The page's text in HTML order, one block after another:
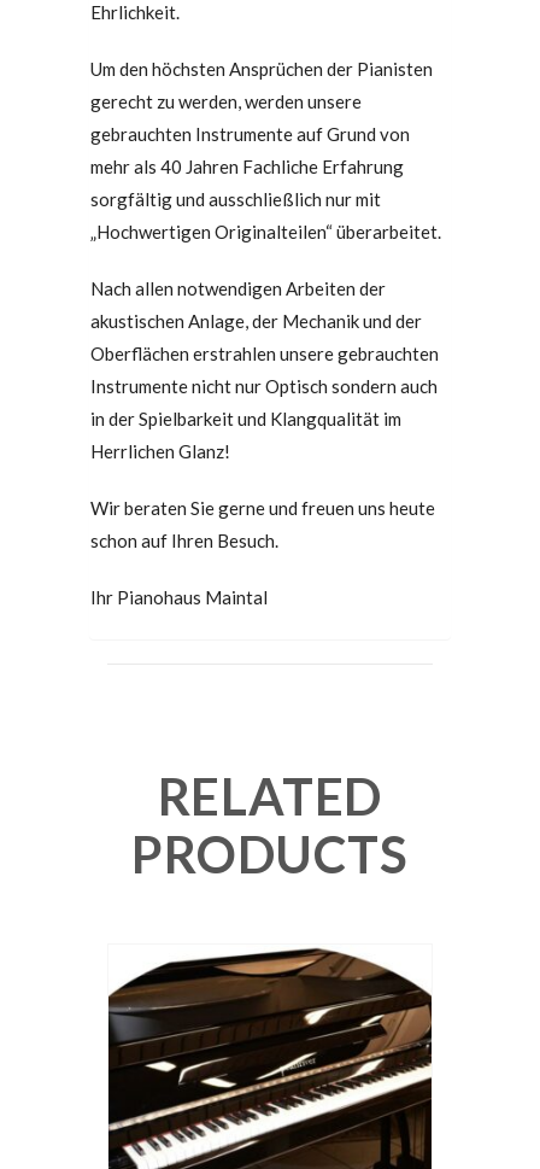
Ehrlichkeit.
Um den höchsten Ansprüchen der Pianisten
gerecht zu werden, werden unsere
gebrauchten Instrumente auf Grund von
mehr als 40 Jahren Fachliche Erfahrung
sorgfältig und ausschließlich nur mit
„Hochwertigen Originalteilen“ überarbeitet.
Nach allen notwendigen Arbeiten der
akustischen Anlage, der Mechanik und der
Oberflächen erstrahlen unsere gebrauchten
Instrumente nicht nur Optisch sondern auch
in der Spielbarkeit und Klangqualität im
Herrlichen Glanz!
Wir beraten Sie gerne und freuen uns heute
schon auf Ihren Besuch.
Ihr Pianohaus Maintal
RELATED
PRODUCTS